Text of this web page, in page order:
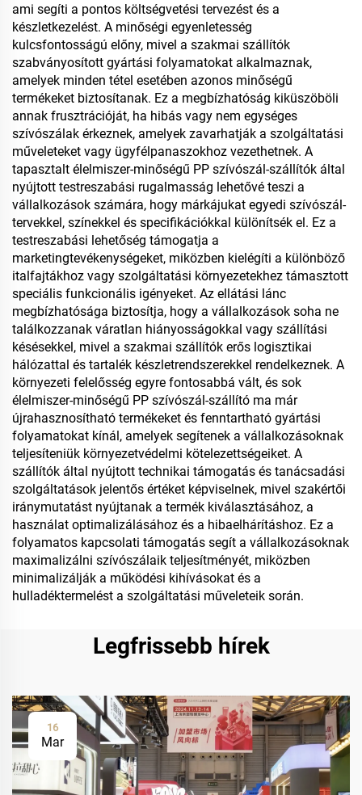
ami segíti a pontos költségvetési tervezést és a
készletkezelést. A minőségi egyenletesség
kulcsfontosságú előny, mivel a szakmai szállítók
szabványosított gyártási folyamatokat alkalmaznak,
amelyek minden tétel esetében azonos minőségű
termékeket biztosítanak. Ez a megbízhatóság kiküszöböli
annak frusztrációját, ha hibás vagy nem egységes
szívószálak érkeznek, amelyek zavarhatják a szolgáltatási
műveleteket vagy ügyfélpanaszokhoz vezethetnek. A
tapasztalt élelmiszer-minőségű PP szívószál-szállítók által
nyújtott testreszabási rugalmasság lehetővé teszi a
vállalkozások számára, hogy márkájukat egyedi szívószál-
tervekkel, színekkel és specifikációkkal különítsék el. Ez a
testreszabási lehetőség támogatja a
marketingtevékenységeket, miközben kielégíti a különböző
italfajtákhoz vagy szolgáltatási környezetekhez támasztott
speciális funkcionális igényeket. Az ellátási lánc
megbízhatósága biztosítja, hogy a vállalkozások soha ne
találkozzanak váratlan hiányosságokkal vagy szállítási
késésekkel, mivel a szakmai szállítók erős logisztikai
hálózattal és tartalék készletrendszerekkel rendelkeznek. A
környezeti felelősség egyre fontosabbá vált, és sok
élelmiszer-minőségű PP szívószál-szállító ma már
újrahasznosítható termékeket és fenntartható gyártási
folyamatokat kínál, amelyek segítenek a vállalkozásoknak
teljesíteniük környezetvédelmi kötelezettségeiket. A
szállítók által nyújtott technikai támogatás és tanácsadási
szolgáltatások jelentős értéket képviselnek, mivel szakértői
iránymutatást nyújtanak a termék kiválasztásához, a
használat optimalizálásához és a hibaelhárításhoz. Ez a
folyamatos kapcsolati támogatás segít a vállalkozásoknak
maximalizálni szívószálaik teljesítményét, miközben
minimalizálják a működési kihívásokat és a
hulladéktermelést a szolgáltatási műveleteik során.
Legfrissebb hírek
16
Mar